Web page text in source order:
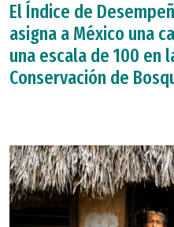
El Índice de
asigna a México una
una escala de 100 en
Conservación de